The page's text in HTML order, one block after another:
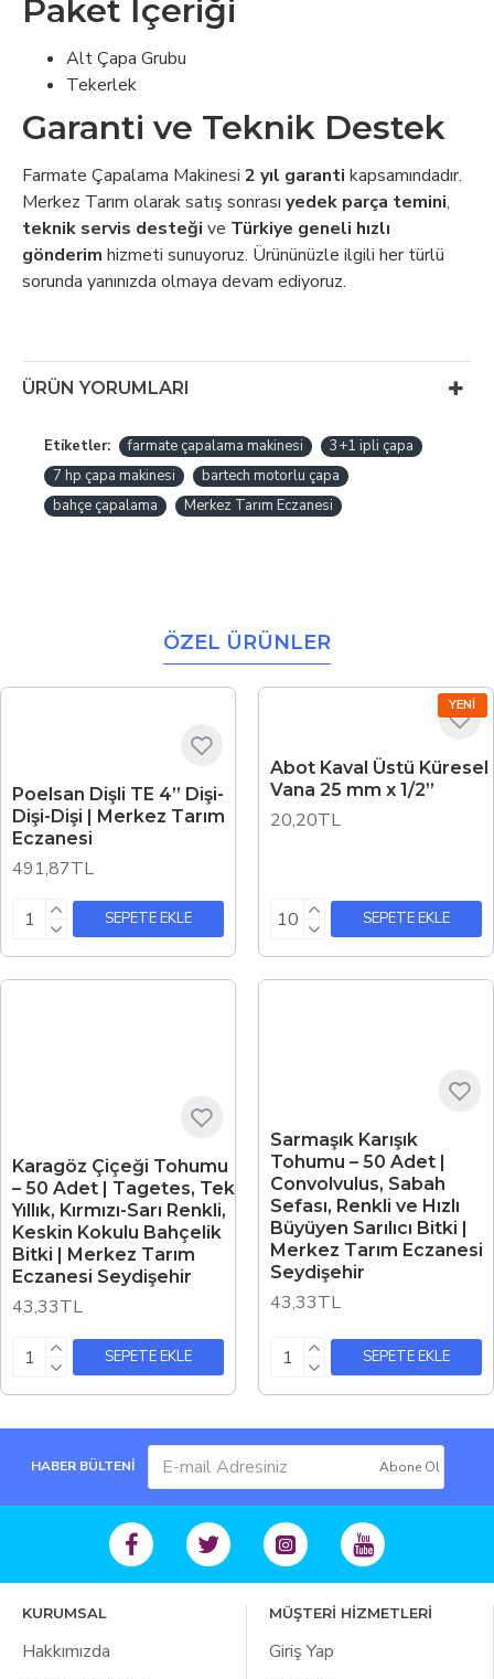
Paket İçeriği
Alt Çapa Grubu
Tekerlek
Garanti ve Teknik Destek
Farmate Çapalama Makinesi 2 yıl garanti kapsamındadır.
Merkez Tarım olarak satış sonrası yedek parça temini,
teknik servis desteği ve Türkiye geneli hızlı
gönderim hizmeti sunuyoruz. Ürününüzle ilgili her türlü
sorunda yanınızda olmaya devam ediyoruz.
ÜRÜN YORUMLARI
Etiketler: farmate çapalama makinesi
3+1 ipli çapa
7 hp çapa makinesi
bartech motorlu çapa
bahçe çapalama
Merkez Tarım Eczanesi
ÖZEL ÜRÜNLER
Poelsan Dişli TE 4” Dişi-
Dişi-Dişi | Merkez Tarım
Eczanesi
491,87TL
SEPETE EKLE
YENI
Abot Kaval Üstü Küresel
Vana 25 mm x 1/2”
20,20TL
SEPETE EKLE
Karagöz Çiçeği Tohumu
– 50 Adet | Tagetes, Tek
Yıllık, Kırmızı-Sarı Renkli,
Keskin Kokulu Bahçelik
Bitki | Merkez Tarım
Eczanesi Seydişehir
43,33TL
SEPETE EKLE
Sarmaşık Karışık
Tohumu – 50 Adet |
Convolvulus, Sabah
Sefası, Renkli ve Hızlı
Büyüyen Sarılıcı Bitki |
Merkez Tarım Eczanesi
Seydişehir
43,33TL
SEPETE EKLE
HABER BÜLTENİ Abone Ol
KURUMSAL
Hakkımızda
MÜŞTERİ HİZMETLERİ
Giriş Yap